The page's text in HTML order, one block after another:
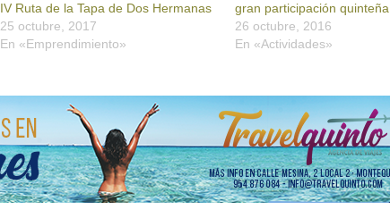
IV Ruta de la Tapa de Dos Hermanas
25 octubre, 2017
En «Emprendimiento»
gran participación quinteña
26 octubre, 2016
En «Actividades»